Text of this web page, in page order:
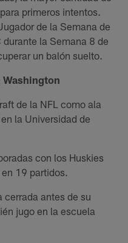
primeros intentos.
de la Semana de
la Semana 8 de
un balón suelto.
Washington
de la NFL como ala
la Universidad de
con los Huskies
19 partidos.
cerrada antes de su
jugo en la escuela